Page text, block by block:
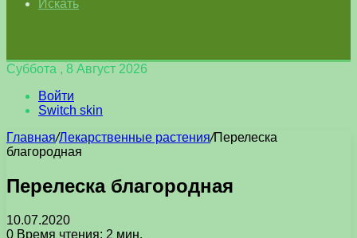
Искать
Суббота , 8 Август 2026
Войти
Switch skin
Главная/Лекарственные растения/Перелеска
благородная
Перелеска благородная
10.07.2020
0 Время чтения: 2 мин.